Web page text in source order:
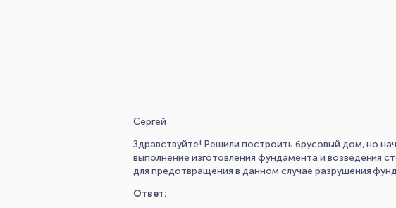
Сергей
Здравствуйте! Решили построить брусовый дом, но
выполнение изготовления фундамента и возведения
для предотвращения в данном случае разрушения
Ответ: